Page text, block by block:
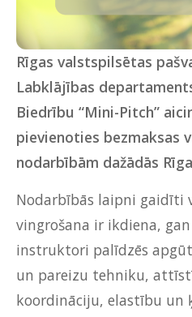
Rīgas valstspilsētas
Labklājības
Biedrību “Mini-Pitch”
pievienoties bezmaksas
nodarbībām dažādās
Nodarbībās laipni gaidīti
vingrošana ir ikdiena,
instruktori palīdzēs
un pareizu tehniku,
koordināciju, elastību un